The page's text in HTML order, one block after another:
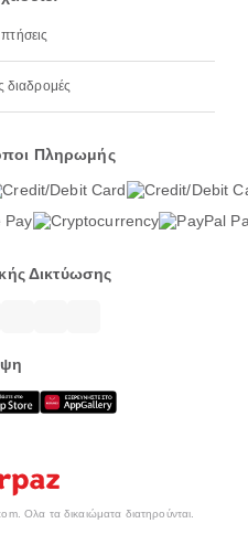
διαδρομές
Πληρωμής
Δικτύωσης
Ολα τα δικαιώματα διατηρούνται.